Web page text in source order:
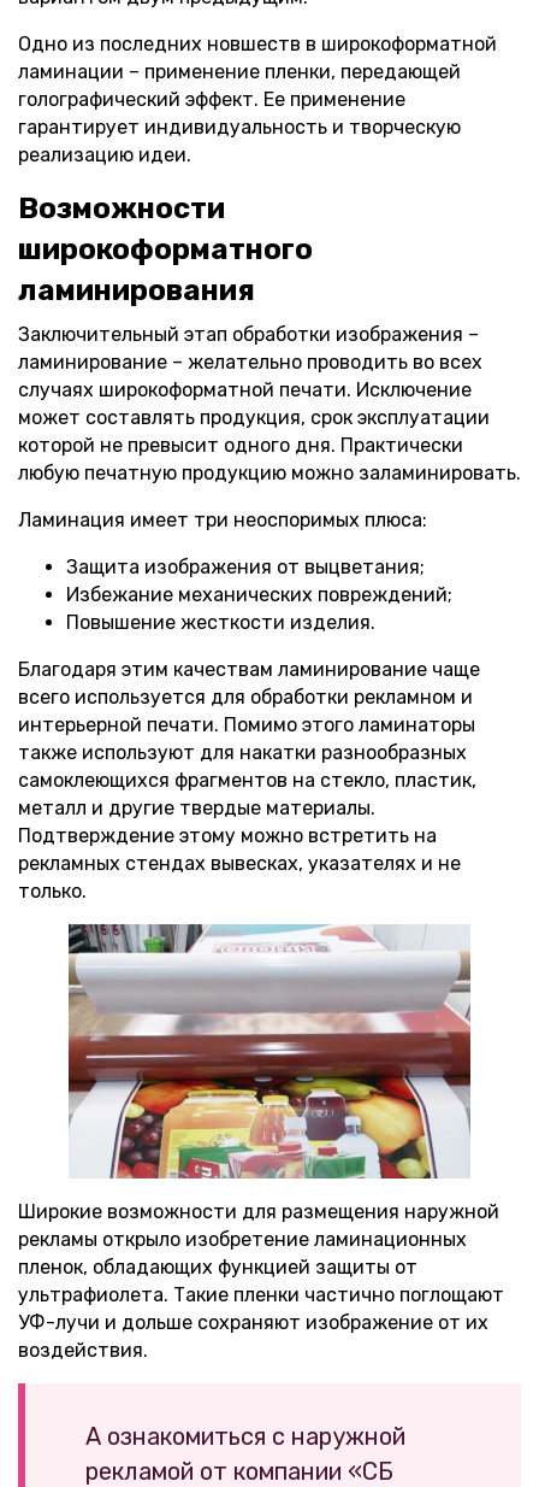
Одно из последних новшеств в широкоформатной
ламинации – применение пленки, передающей
голографический эффект. Ее применение
гарантирует индивидуальность и творческую
реализацию идеи.
Возможности
широкоформатного
ламинирования
Заключительный этап обработки изображения –
ламинирование – желательно проводить во всех
случаях широкоформатной печати. Исключение
может составлять продукция, срок эксплуатации
которой не превысит одного дня. Практически
любую печатную продукцию можно заламинировать.
Ламинация имеет три неоспоримых плюса:
Защита изображения от выцветания;
Избежание механических повреждений;
Повышение жесткости изделия.
Благодаря этим качествам ламинирование чаще
всего используется для обработки рекламном и
интерьерной печати. Помимо этого ламинаторы
также используют для накатки разнообразных
самоклеющихся фрагментов на стекло, пластик,
металл и другие твердые материалы.
Подтверждение этому можно встретить на
рекламных стендах вывесках, указателях и не
только.
Широкие возможности для размещения наружной
рекламы открыло изобретение ламинационных
пленок, обладающих функцией защиты от
ультрафиолета. Такие пленки частично поглощают
УФ-лучи и дольше сохраняют изображение от их
воздействия.
А ознакомиться с наружной
рекламой от компании «СБ